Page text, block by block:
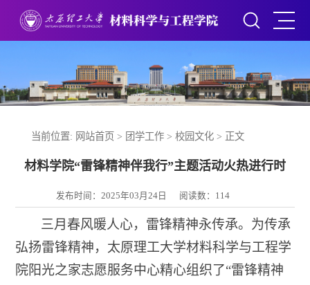
当前位置: 网站首页 > 团学工作> 校园文化> 正文
材料学院“雷锋精神伴我行”主题活动火热进行时
发布时间：2025年03月24日 阅读数： 114
三月春风暖人心，雷锋精神永传承。为传承
弘扬雷锋精神，太原理工大学材料科学与工程学
院阳光之家志愿服务中心精心组织了“雷锋精神